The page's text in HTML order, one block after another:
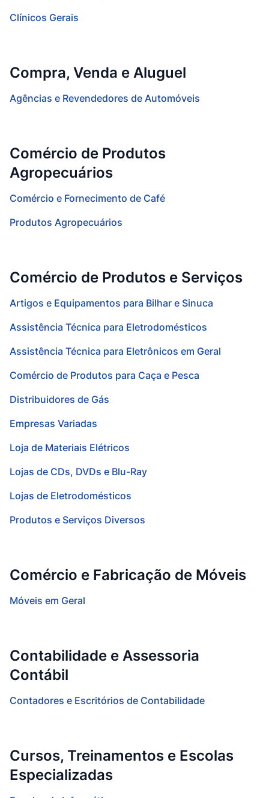
Clínicos Gerais
Compra, Venda e Aluguel
Agências e Revendedores de Automóveis
Comércio de Produtos
Agropecuários
Comércio e Fornecimento de Café
Produtos Agropecuários
Comércio de Produtos e Serviços
Artigos e Equipamentos para Bilhar e Sinuca
Assistência Técnica para Eletrodomésticos
Assistência Técnica para Eletrônicos em Geral
Comércio de Produtos para Caça e Pesca
Distribuidores de Gás
Empresas Variadas
Loja de Materiais Elétricos
Lojas de CDs, DVDs e Blu-Ray
Lojas de Eletrodomésticos
Produtos e Serviços Diversos
Comércio e Fabricação de Móveis
Móveis em Geral
Contabilidade e Assessoria
Contábil
Contadores e Escritórios de Contabilidade
Cursos, Treinamentos e Escolas
Especializadas